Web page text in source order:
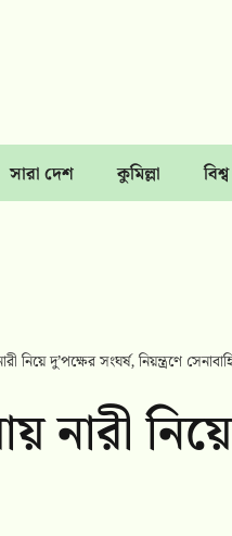
সারা দেশ কুমিল্লা বিশ্ব
নিয়ে দু’পক্ষের সংঘর্ষ, নিয়ন্ত্রণে
নারী